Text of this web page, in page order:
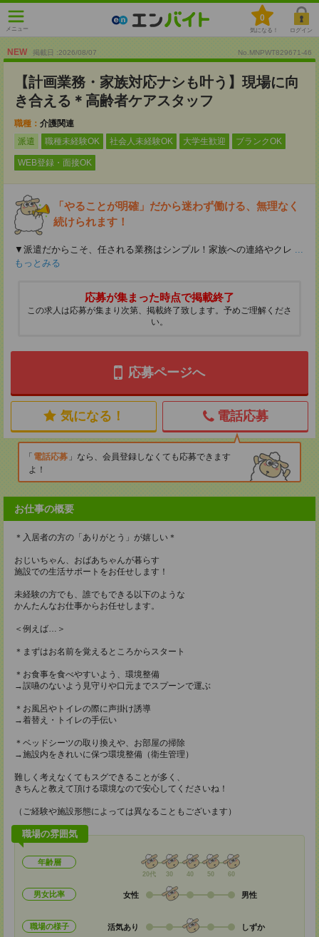
メニュー
0
気になる！ ログイン
NEW 掲載日 :2026/08/07 No.MNPWT829671-46
【計画業務・家族対応ナシも叶う】現場に向
き合える＊高齢者ケアスタッフ
職種： 介護関連
派遣
職種未経験OK 社会人未経験OK 大学生歓迎 ブランクOK
WEB登録・面接OK
「やることが明確」だから迷わず働ける、無理なく
続けられます！
▼派遣だからこそ、任される業務はシンプル！家族への連絡やクレ ...
もっとみる
応募が集まった時点で掲載終了
この求人は応募が集まり次第、掲載終了致します。予めご理解くださ
い。
応募ページへ
気になる！ 電話応募
電話応募
なら、会員登録しなくても応募できます
よ！
お仕事の概要
＊入居者の方の「ありがとう」が嬉しい＊
おじいちゃん、おばあちゃんが暮らす
施設での生活サポートをお任せします！
未経験の方でも、誰でもできる以下のような
かんたんなお仕事からお任せします。
＜例えば…＞
＊まずはお名前を覚えるところからスタート
＊お食事を食べやすいよう、環境整備
→誤嚥のないよう見守りや口元までスプーンで運ぶ
＊お風呂やトイレの際に声掛け誘導
→着替え・トイレの手伝い
＊ベッドシーツの取り換えや、お部屋の掃除
→施設内をきれいに保つ環境整備（衛生管理）
難しく考えなくてもスグできることが多く、
きちんと教えて頂ける環境なので安心してくださいね！
（ご経験や施設形態によっては異なることもございます）
職場の雰囲気
年齢層
20代 30 40 50 60
男女比率 女性 男性
職場の様子 活気あり しずか